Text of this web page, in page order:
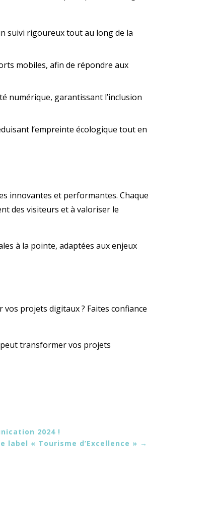
suivi rigoureux tout au long de la
mobiles, afin de répondre aux
numérique, garantissant l’inclusion
l’empreinte écologique tout en
innovantes et performantes. Chaque
des visiteurs et à valoriser le
à la pointe, adaptées aux enjeux
projets digitaux ? Faites confiance
transformer vos projets
2024 !
label « Tourisme d’Excellence » →